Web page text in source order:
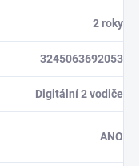
2 roky
3245063692053
Digitální 2 vodiče
ANO